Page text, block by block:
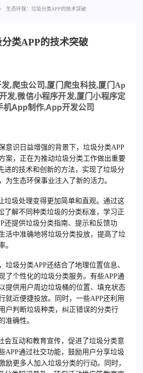
生态环保：垃圾分类APP的技术突破
类APP的技术突破
发,爬虫公司,厦门爬虫科技,厦门 Ap
发,微信小程序开发,厦门小程序定
机App制作,App开发公司
意识日益增强的背景下，垃圾分类APP
案，正在为推动垃圾分类工作做出重要
进的技术和创新的方法，实现了垃圾分
为生态环保事业注入了新的活力。
垃圾处理变得更加简单和直观。通过这
了解不同种类垃圾的分类标准，学习正
还提供垃圾分类指南、提示和反馈功
活中准确地将垃圾分类投放，提高了垃
。
垃圾分类APP还结合了地理位置信息、
了个性化的垃圾分类服务。有些APP通
提供用户周边垃圾桶的位置、填充状态
就近便捷投放。同时，一些APP还利用
户判断垃圾种类，纠正错误的分类行
准确性。
会互动和教育宣传，促进了垃圾分类意
APP通过社交功能，鼓励用户分享垃圾
励更多人加入垃圾分类的行动。同时，